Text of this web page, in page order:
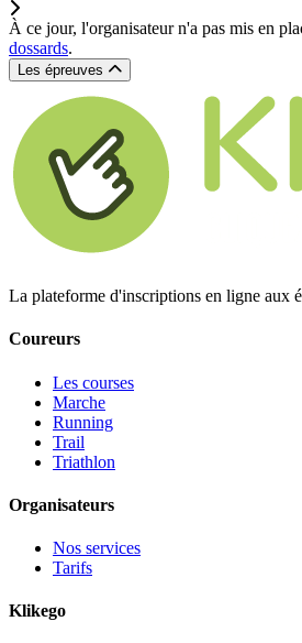
À ce jour, l'organisateur n'a pas mis en
dossards.
Les épreuves
La plateforme d'inscriptions en ligne aux
Coureurs
Les courses
Marche
Running
Trail
Triathlon
Organisateurs
Nos services
Tarifs
Klikego